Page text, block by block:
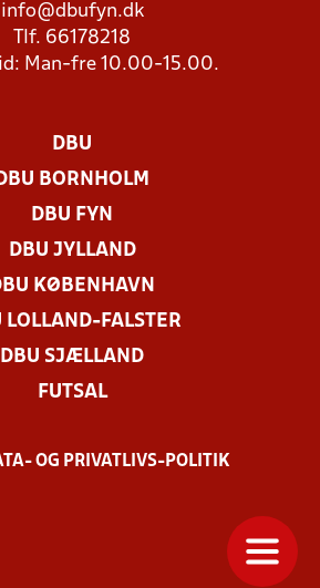
info@dbufyn.dk
Tlf. 66178218
Man-fre 10.00-15.00.
DBU
DBU BORNHOLM
DBU FYN
DBU JYLLAND
KØBENHAVN
LOLLAND-FALSTER
DBU SJÆLLAND
FUTSAL
OG PRIVATLIVS-POLITIK